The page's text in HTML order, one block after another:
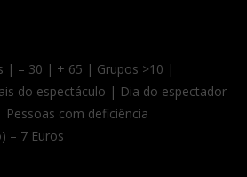
| – 30 | + 65 | Grupos >10 |
do espectáculo | Dia do espectador
com deficiência
– 7 Euros